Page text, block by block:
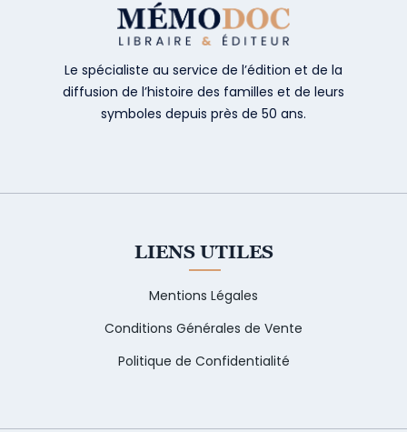
Le spécialiste au service de l’édition et de la
diffusion de l’histoire des familles et de leurs
symboles depuis près de 50 ans.
LIENS UTILES
Mentions Légales
Conditions Générales de Vente
Politique de Confidentialité